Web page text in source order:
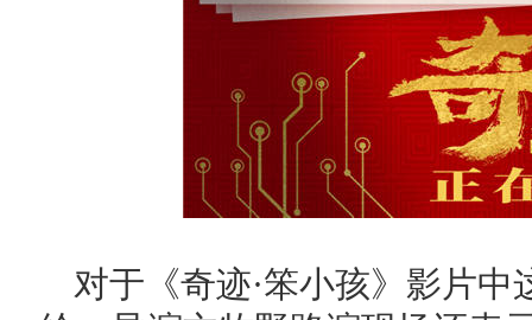
对于《奇迹·笨小孩》影片